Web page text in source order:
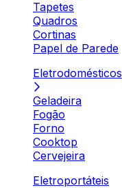
Tapetes
Quadros
Cortinas
Papel de Parede
Eletrodomésticos
Geladeira
Fogão
Forno
Cooktop
Cervejeira
Eletroportáteis